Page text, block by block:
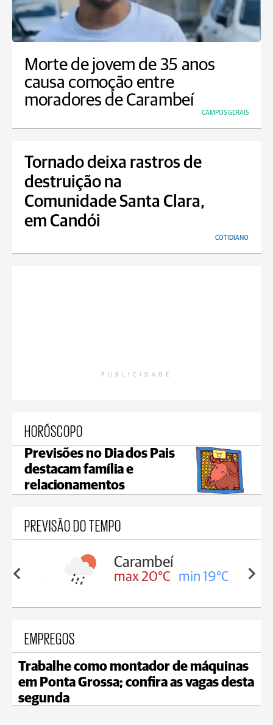
Morte de jovem de 35 anos
causa comoção entre
moradores de Carambeí
CAMPOS GERAIS
Tornado deixa rastros de
destruição na
Comunidade Santa Clara,
em Candói
COTIDIANO
PUBLICIDADE
HORÓSCOPO
Previsões no Dia dos Pais
destacam família e
relacionamentos
PREVISÃO DO TEMPO
19°C
Carambeí
max 20°C min 19°C
EMPREGOS
Trabalhe como montador de máquinas
em Ponta Grossa; confira as vagas desta
segunda